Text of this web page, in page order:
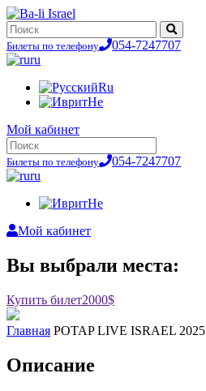
Билеты по телефону
054-7247707
ru
Ru
He
Мой кабинет
Билеты по телефону
054-7247707
ru
He
Мой кабинет
Вы выбрали места:
Купить билет2000$
Главная POTAP LIVE ISRAEL 2025
Описание